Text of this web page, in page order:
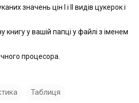
значень цін І і ІІ видів цукерок і
книгу у вашій папці у файлі з іменем
процесора.
Таблиця